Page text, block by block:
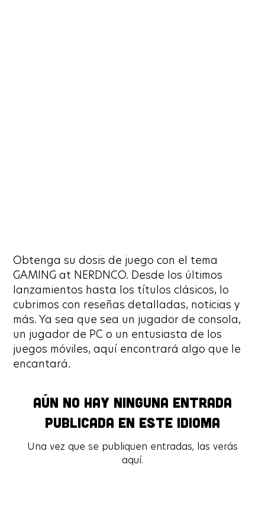
Aún no hay ninguna entrada
publicada en este idioma
Una vez que se publiquen entradas, las verás
aquí.
Obtenga su dosis de juego con el tema
GAMING at NERDNCO. Desde los últimos
lanzamientos hasta los títulos clásicos, lo
cubrimos con reseñas detalladas, noticias y
más. Ya sea que sea un jugador de consola,
un jugador de PC o un entusiasta de los
juegos móviles, aquí encontrará algo que le
encantará.
Aún no hay ninguna entrada
publicada en este idioma
Una vez que se publiquen entradas, las verás
aquí.